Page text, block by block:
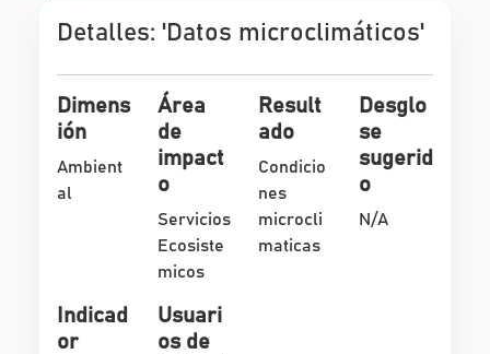
Detalles: 'Datos microclimáticos'
Dimens
ión
Ambient
al
Área
de
impact
o
Servicios
Ecosiste
micos
Result
ado
Condicio
nes
microcli
maticas
Desglo
se
sugerid
o
N/A
Indicad
or
Usuari
os de